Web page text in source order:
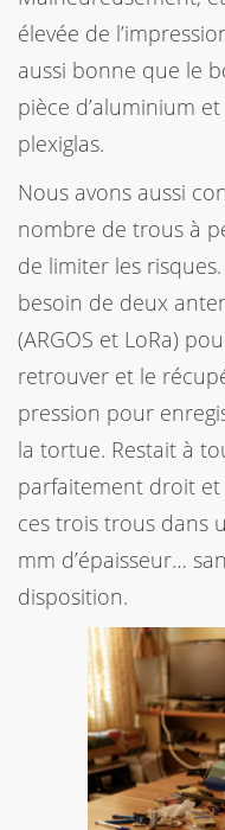
élevée de
aussi bonne que le
pièce d’aluminium
plexiglas.
Nous avons aussi
nombre de trous à
de limiter les
besoin de deux
(ARGOS et LoRa)
retrouver et le
pression pour
la tortue. Restait à
parfaitement droit
ces trois trous dans
mm d’épaisseur…
disposition.